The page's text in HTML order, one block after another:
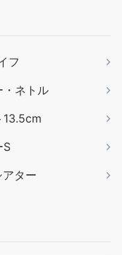
フ
ネトル
S
ター